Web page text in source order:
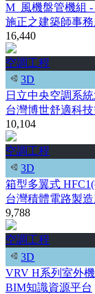
M_風機盤管機組
施正之建築師事
16,440
空調工程
3D
日立中央空調系
台灣博世舒適科
10,104
空調工程
3D
箱型多翼式
台灣積體電路製
9,788
空調工程
3D
VRV H系列室外
BIM知識資源平台